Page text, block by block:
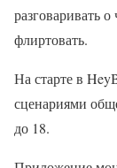
разговаривать
флиртовать.
На старте в
сценариями
до 18.